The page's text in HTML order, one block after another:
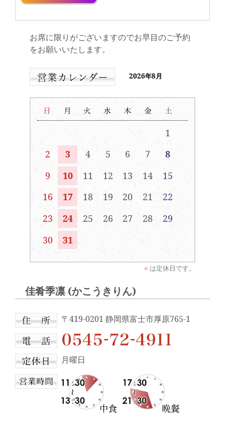
お席に限りがございますのでお早目のご予約
をお願いいたします。
2026年8月
1
2
3 4 5 6 7
8
9
10 11 12 13 14
15
16
17 18 19 20 21
22
23
24 25 26 27 28
29
30
31
■ は定休日です。
佳肴季凛 (かこうきりん)
〒419-0201 静岡県富士市厚原765-1
月曜日